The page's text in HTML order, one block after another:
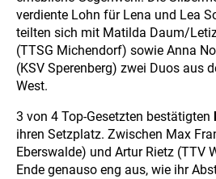
verdiente Lohn für Lena und Lea
teilten sich mit Matilda Daum/
(TTSG Michendorf) sowie Anna
(KSV Sperenberg) zwei Duos aus
West.
3 von 4 Top-Gesetzten bestätigten
ihren Setzplatz. Zwischen Max
Eberswalde) und Artur Rietz (TTV
Ende genauso eng aus, wie ihr